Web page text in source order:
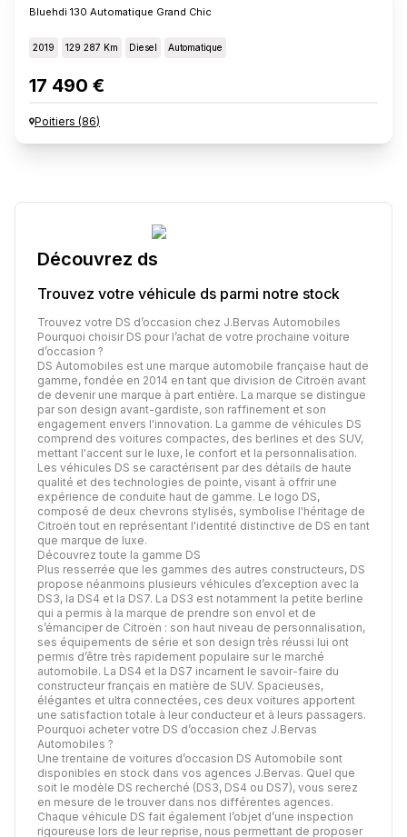
Bluehdi 130 Automatique Grand Chic
2019 129 287 Km Diesel Automatique
17 490 €
Poitiers (86)
Découvrez ds
Trouvez votre véhicule ds parmi notre stock
Trouvez votre DS d’occasion chez J.Bervas Automobiles
Pourquoi choisir DS pour l’achat de votre prochaine voiture
d’occasion ?
DS Automobiles est une marque automobile française haut de
gamme, fondée en 2014 en tant que division de Citroën avant
de devenir une marque à part entière. La marque se distingue
par son design avant-gardiste, son raffinement et son
engagement envers l'innovation. La gamme de véhicules DS
comprend des voitures compactes, des berlines et des SUV,
mettant l'accent sur le luxe, le confort et la personnalisation.
Les véhicules DS se caractérisent par des détails de haute
qualité et des technologies de pointe, visant à offrir une
expérience de conduite haut de gamme. Le logo DS,
composé de deux chevrons stylisés, symbolise l'héritage de
Citroën tout en représentant l'identité distinctive de DS en tant
que marque de luxe.
Découvrez toute la gamme DS
Plus resserrée que les gammes des autres constructeurs, DS
propose néanmoins plusieurs véhicules d’exception avec la
DS3, la DS4 et la DS7. La DS3 est notamment la petite berline
qui a permis à la marque de prendre son envol et de
s’émanciper de Citroën : son haut niveau de personnalisation,
ses équipements de série et son design très réussi lui ont
permis d’être très rapidement populaire sur le marché
automobile. La DS4 et la DS7 incarnent le savoir-faire du
constructeur français en matière de SUV. Spacieuses,
élégantes et ultra connectées, ces deux voitures apportent
une satisfaction totale à leur conducteur et à leurs passagers.
Pourquoi acheter votre DS d’occasion chez J.Bervas
Automobiles ?
Une trentaine de voitures d’occasion DS Automobile sont
disponibles en stock dans vos agences J.Bervas. Quel que
soit le modèle DS recherché (DS3, DS4 ou DS7), vous serez
en mesure de le trouver dans nos différentes agences.
Chaque véhicule DS fait également l’objet d’une inspection
rigoureuse lors de leur reprise, nous permettant de proposer